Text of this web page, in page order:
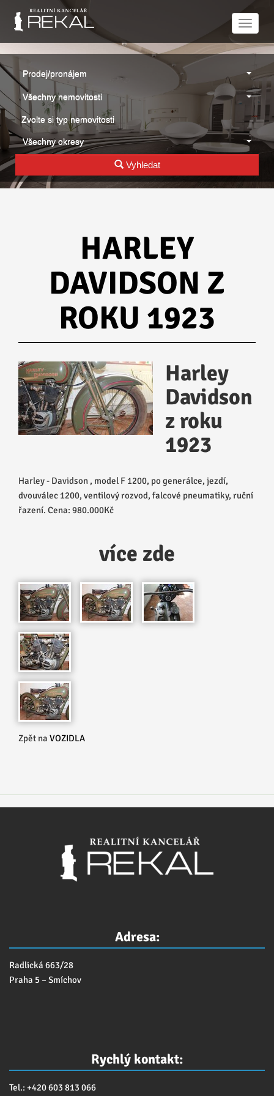
Prodej/pronájem
Všechny nemovitosti
Zvolte si typ nemovitosti
Všechny okresy
Vyhledat
HARLEY
DAVIDSON Z
ROKU 1923
Harley
Davidson
z roku
1923
Harley - Davidson , model F 1200, po generálce, jezdí,
dvouválec 1200, ventilový rozvod, falcové pneumatiky, ruční
řazení. Cena: 980.000Kč
více zde
Zpět na VOZIDLA
Adresa:
Radlická 663/28
Praha 5 – Smíchov
Rychlý kontakt:
Tel.: +420 603 813 066